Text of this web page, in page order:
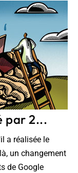
par 2...
a réalisée le
un changement
de Google